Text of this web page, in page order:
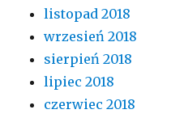
listopad 2018
wrzesień 2018
sierpień 2018
lipiec 2018
czerwiec 2018